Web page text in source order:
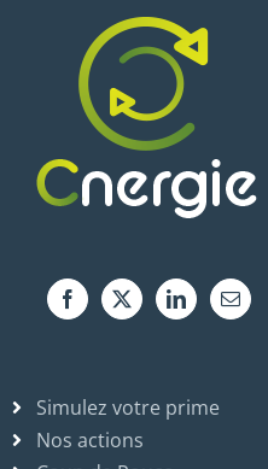
Simulez votre prime
Nos actions